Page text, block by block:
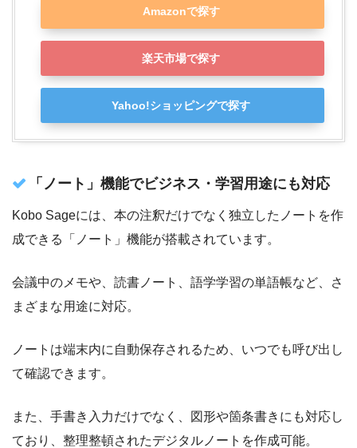
Amazonで探す
楽天市場で探す
Yahoo!ショッピングで探す
「ノート」機能でビジネス・学習用途にも対応
Kobo Sageには、本の注釈だけでなく独立したノートを作
成できる「ノート」機能が搭載されています。
会議中のメモや、読書ノート、語学学習の単語帳など、さ
まざまな用途に対応。
ノートは端末内に自動保存されるため、いつでも呼び出し
て確認できます。
また、手書き入力だけでなく、図形や箇条書きにも対応し
ており、整理整頓されたデジタルノートを作成可能。